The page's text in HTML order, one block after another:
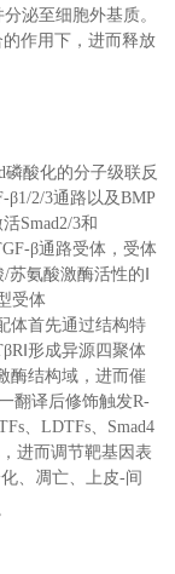
泌至细胞外基质。
作用下，进而释放
磷酸化的分子级联反
2/3通路以及BMP
Smad2/3和
β通路受体，受体
氨酸激酶活性的Ⅰ
受体
体首先通过结构特
形成异源四聚体
酶结构域，进而催
翻译后修饰触发R-
、LDTFs、Smad4
进而调节靶基因表
、凋亡、上皮-间